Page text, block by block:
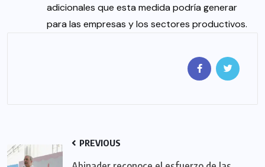
adicionales que esta medida podría generar
para las empresas y los sectores productivos.
PREVIOUS